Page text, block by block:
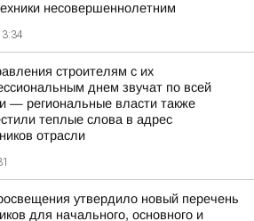
несовершеннолетним
строителям с их
днем звучат по всей
— региональные власти также
теплые слова в адрес
отрасли
утвердило новый перечень
для начального, основного и